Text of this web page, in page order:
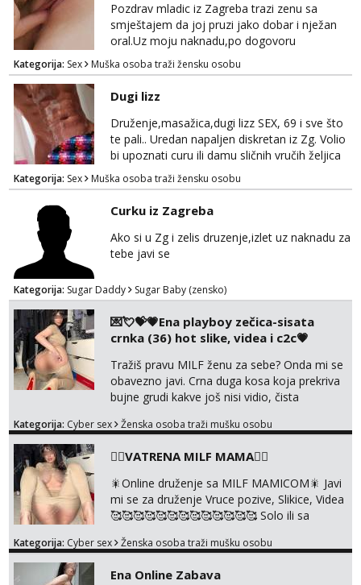
Pozdrav mladic iz Zagreba trazi zenu sa
smještajem da joj pruzi jako dobar i nježan
oral.Uz moju naknadu,po dogovoru
.Diskrecija osigurana.
Kategorija: Sex Muška osoba traži žensku osobu
Dugi lizz
Druženje,masažica,dugi lizz SEX, 69 i sve što
te pali.. Uredan napaljen diskretan iz Zg. Volio
bi upoznati curu ili damu sličnih vručih željica
za zajedničko ugodno i strastveno druženje.
Prostor imam, diskr max. A i mobilan 🚗 sam.
Kategorija: Sex Muška osoba traži žensku osobu
Curku iz Zagreba
Ako si u Zg i zelis druzenje,izlet uz naknadu za
tebe javi se
Kategorija: Sugar Daddy Sugar Baby (zensko)
💌💘💝💗Ena playboy zečica-sisata
crnka (36) hot slike, videa i c2c💗
Tražiš pravu MILF ženu za sebe? Onda mi se
obavezno javi. Crna duga kosa koja prekriva
bujne grudi kakve još nisi vidio, čista
pričam. Prave pune usne koje će ti se urezati
Uvijek sam spremna za ONLOINE zabavu.
Volim vruće u porukama uz pokoju fotku.
Radim slikice i videa po tvojoj želji te imam
raznih mater...
Kategorija: Cyber sex Ženska osoba traži mušku osobu
❤️‍🔥VATRENA MILF MAMA❤️‍🔥
🎇Online druženje sa MILF MAMICOM🎇 Javi
mi se za druženje Vruce pozive, Slikice, Videa
🥰🥰🥰🥰🥰🥰🥰🥰🥰🥰🥰🥰🥰 Solo ili sa
WhatsApp ili Telegram WhatsApp 👉
@enafriedrichkis 🤬NE RADIM SASTANKE I
Kategorija: Cyber sex Ženska osoba traži mušku osobu
Ena Online Zabava